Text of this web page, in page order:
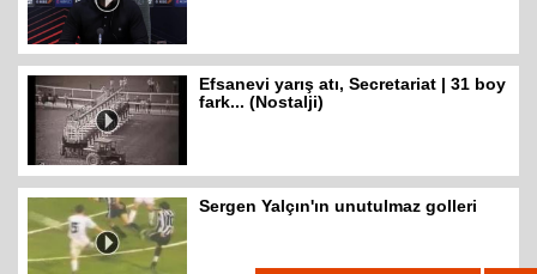
Efsanevi yarış atı, Secretariat | 31 boy
fark... (Nostalji)
Sergen Yalçın'ın unutulmaz golleri